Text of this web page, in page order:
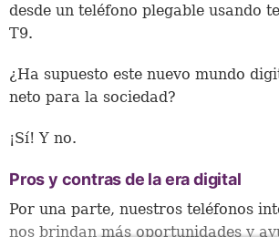
desde un teléfono plegable usando
T9.
¿Ha supuesto este nuevo mundo
neto para la sociedad?
¡Sí! Y no.
Pros y contras de la era digital
Por una parte, nuestros teléfonos
nos brindan más oportunidades y